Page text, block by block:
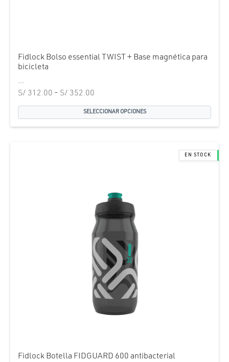
Fidlock Bolso essential TWIST + Base magnética para
bicicleta
...
S/ 312.00 - S/ 352.00
precios:
desde
SELECCIONAR OPCIONES
Fidlock Botella FIDGUARD 600 antibacterial